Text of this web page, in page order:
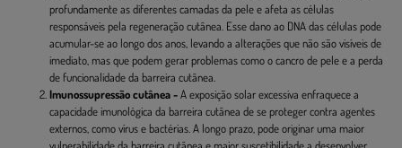
profundamente as diferentes camadas da pele e afeta as células
responsáveis pela regeneração cutânea. Esse dano ao DNA das células pode
acumular-se ao longo dos anos, levando a alterações que não são visíveis de
imediato, mas que podem gerar problemas como o cancro de pele e a perda
de funcionalidade da barreira cutânea.
Imunossupressão cutânea -A exposição solar excessiva enfraquece a
capacidade imunológica da barreira cutânea de se proteger contra agentes
externos, como vírus e bactérias. A longo prazo, pode originar uma maior